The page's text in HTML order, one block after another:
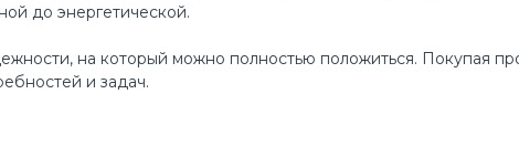
до энергетической.
на который можно полностью положиться. Покупая
и задач.